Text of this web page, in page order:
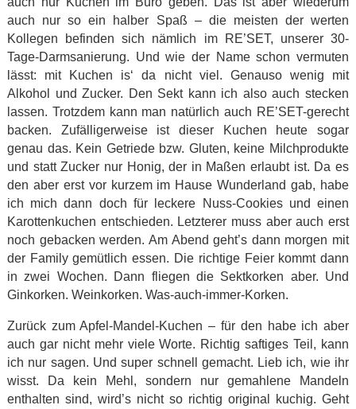
auch nur so ein halber Spaß – die meisten der werten
Kollegen befinden sich nämlich im RE’SET, unserer 30-
Tage-Darmsanierung. Und wie der Name schon vermuten
lässt: mit Kuchen is‘ da nicht viel. Genauso wenig mit
Alkohol und Zucker. Den Sekt kann ich also auch stecken
lassen. Trotzdem kann man natürlich auch RE’SET-gerecht
backen. Zufälligerweise ist dieser Kuchen heute sogar
genau das. Kein Getriede bzw. Gluten, keine Milchprodukte
und statt Zucker nur Honig, der in Maßen erlaubt ist. Da es
den aber erst vor kurzem im Hause Wunderland gab, habe
ich mich dann doch für leckere Nuss-Cookies und einen
Karottenkuchen entschieden. Letzterer muss aber auch erst
noch gebacken werden. Am Abend geht’s dann morgen mit
der Family gemütlich essen. Die richtige Feier kommt dann
in zwei Wochen. Dann fliegen die Sektkorken aber. Und
Ginkorken. Weinkorken. Was-auch-immer-Korken.
Zurück zum Apfel-Mandel-Kuchen – für den habe ich aber
auch gar nicht mehr viele Worte. Richtig saftiges Teil, kann
ich nur sagen. Und super schnell gemacht. Lieb ich, wie ihr
wisst. Da kein Mehl, sondern nur gemahlene Mandeln
enthalten sind, wird’s nicht so richtig original kuchig. Geht